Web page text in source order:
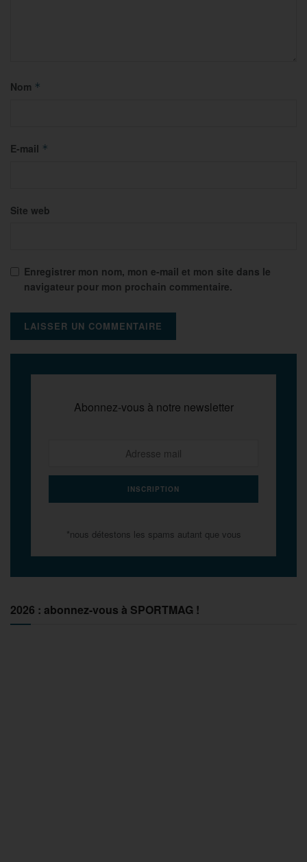
Nom *
E-mail *
Site web
Enregistrer mon nom, mon e-mail et mon site dans le
navigateur pour mon prochain commentaire.
Abonnez-vous à notre newsletter
*nous détestons les spams autant que vous
2026 : abonnez-vous à SPORTMAG !